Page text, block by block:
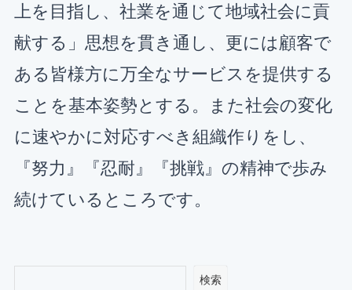
上を目指し、 社業を通じて地域社会に貢
献する」思想を貫き通し、更には顧客で
ある皆様方に万全なサービスを提供する
ことを基本姿勢とする。また社会の変化
に速やかに対応すべき組織作りをし、
『努力』『忍耐』『挑戦』の精神で歩み
続けているところです。
検索